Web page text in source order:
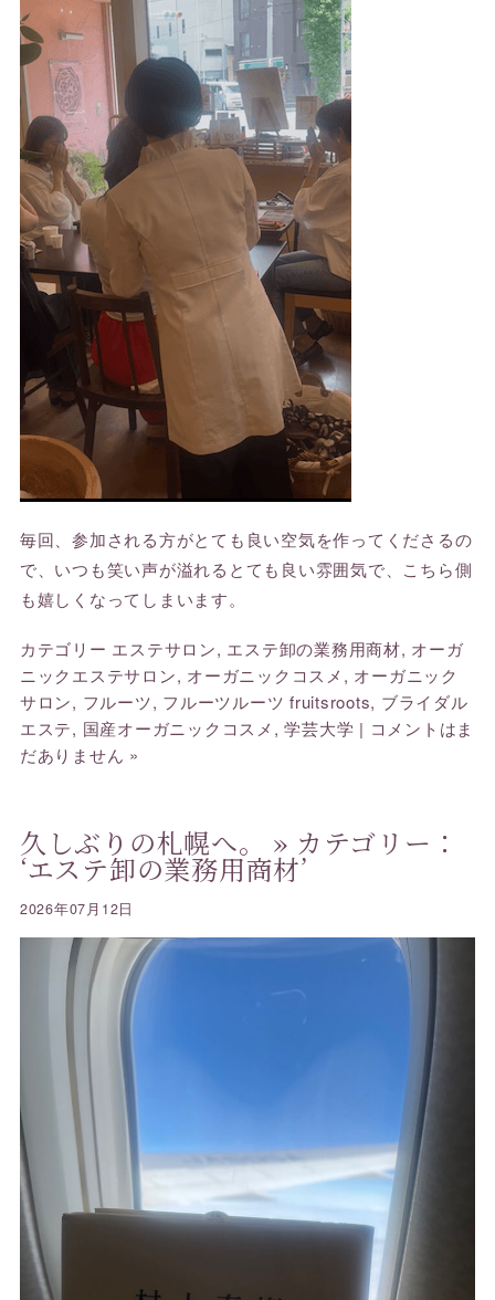
毎回、参加される方がとても良い空気を作ってくださるの
で、いつも笑い声が溢れるとても良い雰囲気で、こちら側
も嬉しくなってしまいます。
カテゴリー エステサロン, エステ卸の業務用商材, オーガ
ニックエステサロン, オーガニックコスメ , オーガニック
サロン, フルーツ, フルーツルーツ fruitsroots, ブライダル
エステ, 国産オーガニックコスメ ,学芸大学 | コメントはま
だありません »
久しぶりの札幌へ。 » カテゴリー：
‘エステ卸の業務用商材’
2026年07月12日